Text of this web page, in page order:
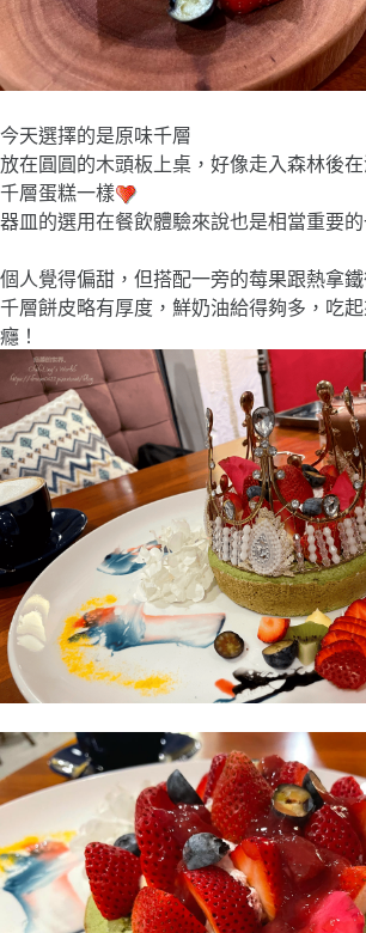
今天選擇的是原味千層
放在圓圓的木頭板上桌，好像走入森林後
千層蛋糕一樣
器皿的選用在餐飲體驗來說也是相當重要
個人覺得偏甜，但搭配一旁的莓果跟熱拿
千層餅皮略有厚度，鮮奶油給得夠多，吃
癮！